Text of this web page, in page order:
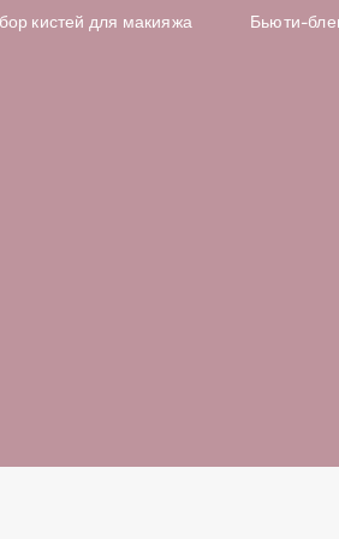
кистей для макияжа Бьюти-